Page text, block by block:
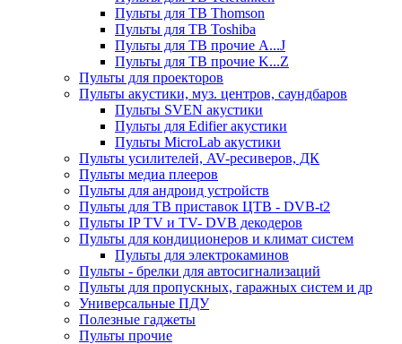
Пульты для ТВ Thomson
Пульты для ТВ Toshiba
Пульты для ТВ прочие A...J
Пульты для ТВ прочие K...Z
Пульты для проекторов
Пульты акустики, муз. центров, саундбаров
Пульты SVEN акустики
Пульты для Edifier акустики
Пульты MicroLab акустики
Пульты усилителей, AV-ресиверов, ДК
Пульты медиа плееров
Пульты для андроид устройств
Пульты для ТВ приставок ЦТВ - DVB-t2
Пульты IP TV и TV- DVB декодеров
Пульты для кондиционеров и климат систем
Пульты для электрокаминов
Пульты - брелки для автосигнализаций
Пульты для пропускных, гаражных систем и др
Универсальные ПДУ
Полезные гаджеты
Пульты прочие